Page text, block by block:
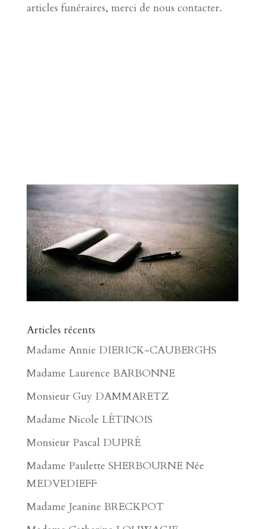
articles funéraires, merci de nous contacter.
Articles récents
Madame Annie DIERICK-CAUBERGHS
Madame Laurence BARBONNE
Monsieur Guy DAMMARETZ
Madame Nicole LÉTINOIS
Monsieur Pascal DUPRÉ
Madame Paulette SHERBOURNE Née
MEDVEDIEFF
Madame Jeanine BRECKPOT